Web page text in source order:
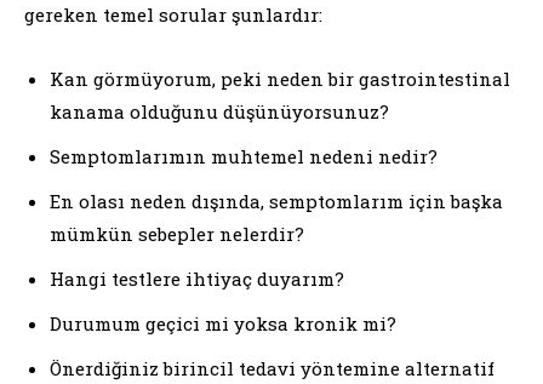
gereken temel sorular şunlardır:
Kan görmüyorum, peki neden bir gastrointestinal
kanama olduğunu düşünüyorsunuz?
Semptomlarımın muhtemel nedeni nedir?
En olası neden dışında, semptomlarım için başka
mümkün sebepler nelerdir?
Hangi testlere ihtiyaç duyarım?
Durumum geçici mi yoksa kronik mi?
Önerdiğiniz birincil tedavi yöntemine alternatif